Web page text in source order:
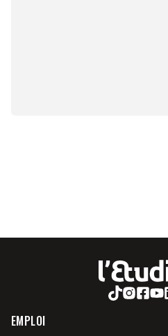
EMPLOI